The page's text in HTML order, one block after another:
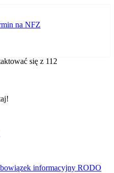
na NFZ
się z 112
informacyjny RODO